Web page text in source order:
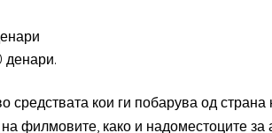
денари.
кои ги побарува од
филмовите, како и надоместоците за